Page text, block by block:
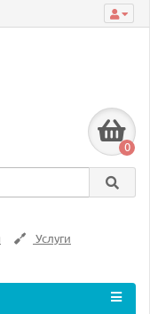
0
Услуги